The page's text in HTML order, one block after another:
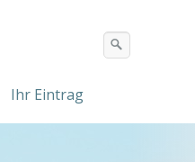
Ihr Eintrag